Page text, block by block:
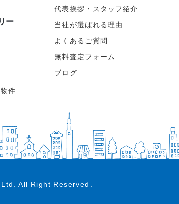
ー
件
代表挨拶・スタッフ紹介
当社が選ばれる理由
よくあるご質問
無料査定フォーム
ブログ
Ltd.All Right Reserved.